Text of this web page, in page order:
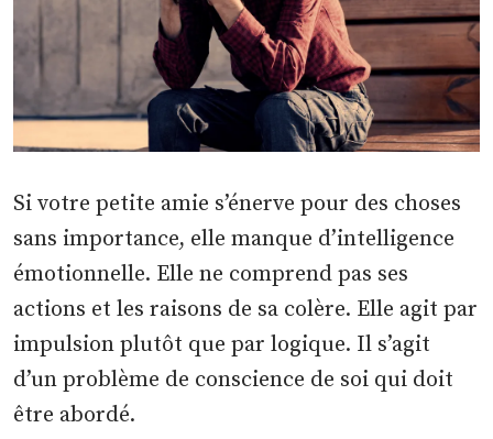
Si votre petite amie s’énerve pour des choses
sans importance, elle manque d’intelligence
émotionnelle. Elle ne comprend pas ses
actions et les raisons de sa colère. Elle agit par
impulsion plutôt que par logique. Il s’agit
d’un problème de conscience de soi qui doit
être abordé.